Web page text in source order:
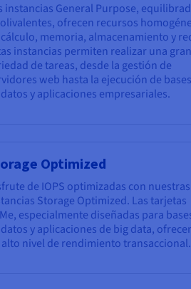
instancias General Purpose,
ofrecen recursos
memoria, almacenamiento y
instancias permiten realizar una gran
de tareas, desde la gestión de
web hasta la ejecución de bases
y aplicaciones empresariales.
Optimized
de IOPS optimizadas con nuestras
Storage Optimized. Las tarjetas
especialmente diseñadas para
y aplicaciones de big data,
nivel de rendimiento transaccional.